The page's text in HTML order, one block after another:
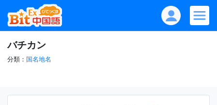
バチカン
分類： 国名地名